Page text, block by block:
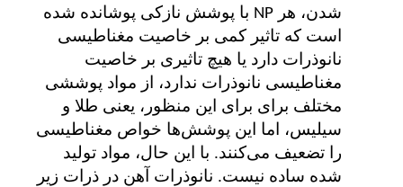
شدن، هرNP با پوشش نازکی پوشانده شده
است که تاثیر کمی بر خاصیت مغناطیسی
نانوذرات دارد یا هیچ تاثیری بر خاصیت
مغناطیسی نانوذرات ندارد، از مواد پوششی
مختلف برای برای این منظور، یعنی طلا و
سیلیس، اما این پوشش‌ها خواص مغناطیسی
را تضعیف می‌کنند. با این حال، مواد تولید
شده ساده نیست. نانوذرات آهن در ذرات زیر